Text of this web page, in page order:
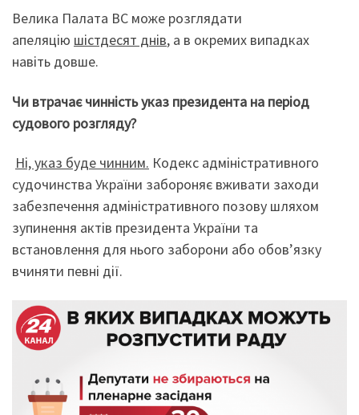
Велика Палата ВС може розглядати
апеляцію шістдесят днів, а в окремих випадках
навіть довше.
Чи втрачає чинність указ президента на період
судового розгляду?
Ні, указ буде чинним. Кодекс адміністративного
судочинства України забороняє вживати заходи
забезпечення адміністративного позову шляхом
зупинення актів президента України та
встановлення для нього заборони або обов’язку
вчиняти певні дії.